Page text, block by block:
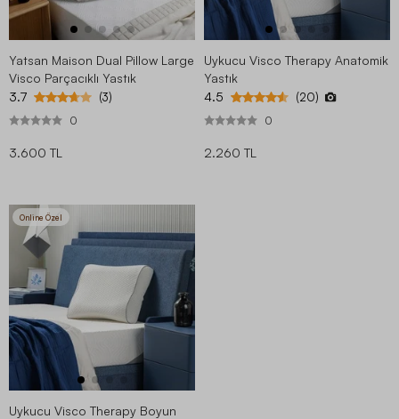
Yatsan Maison Dual Pillow Large
Visco Parçacıklı Yastık
3.7
(3)
0
3.600 TL
Uykucu Visco Therapy Anatomik
Yastık
4.5
(20)
0
2.260 TL
Online Özel
Uykucu Visco Therapy Boyun